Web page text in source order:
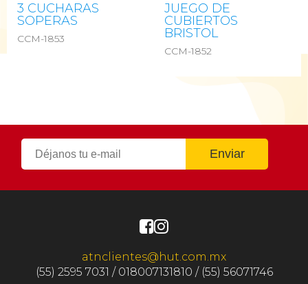
3 CUCHARAS
SOPERAS
CCM-1853
JUEGO DE
CUBIERTOS
BRISTOL
CCM-1852
atnclientes@hut.com.mx
(55) 2595 7031 / 018007131810 / (55) 56071746